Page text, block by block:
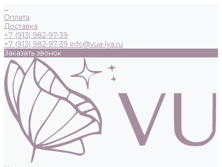
...
Оплата
Доставка
+7 (913) 982-97-39
+7 (913) 982-97-39 info@vua-lya.ru
Заказать звонок